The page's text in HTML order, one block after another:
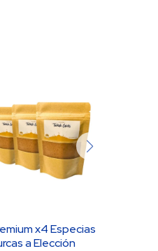
x4 Especias
a Elección